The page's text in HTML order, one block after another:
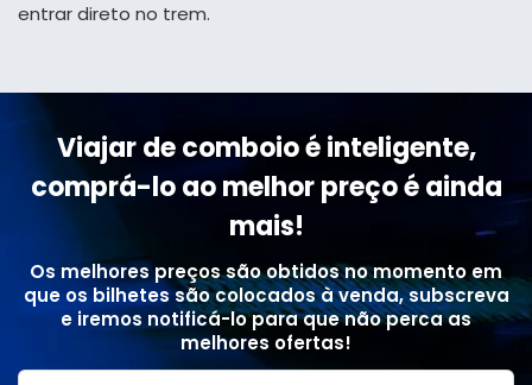
entrar direto no trem.
Viajar de comboio é inteligente,
comprá-lo ao melhor preço é ainda
mais!
Os melhores preços são obtidos no momento em
que os bilhetes são colocados à venda, subscreva
e iremos notificá-lo para que não perca as
melhores ofertas!